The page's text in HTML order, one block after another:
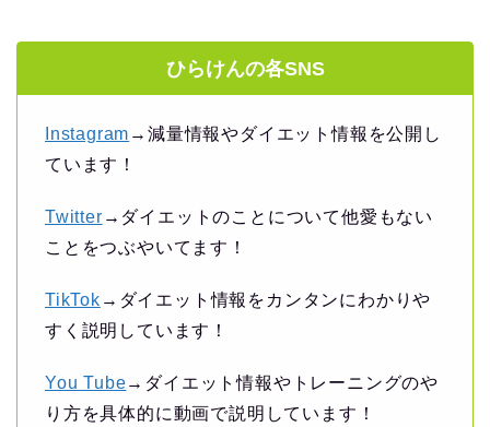
ひらけんの各SNS
Instagram →減量情報やダイエット情報を公開し
ています！
Twitter →ダイエットのことについて他愛もない
ことをつぶやいてます！
TikTok →ダイエット情報をカンタンにわかりや
すく説明しています！
You Tube→ダイエット情報やトレーニングのや
り方を具体的に動画で説明しています！